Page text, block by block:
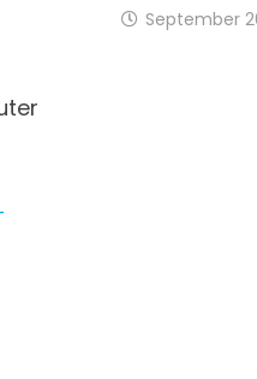
September